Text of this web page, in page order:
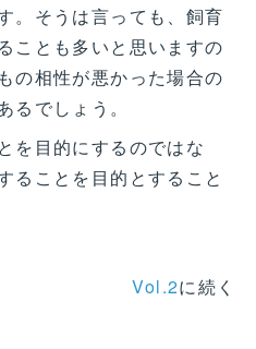
。そうは言っても、飼育
ことも多いと思いますの
の相性が悪かった場合の
るでしょう。
を目的にするのではな
ることを目的とすること
Vol.2に続く